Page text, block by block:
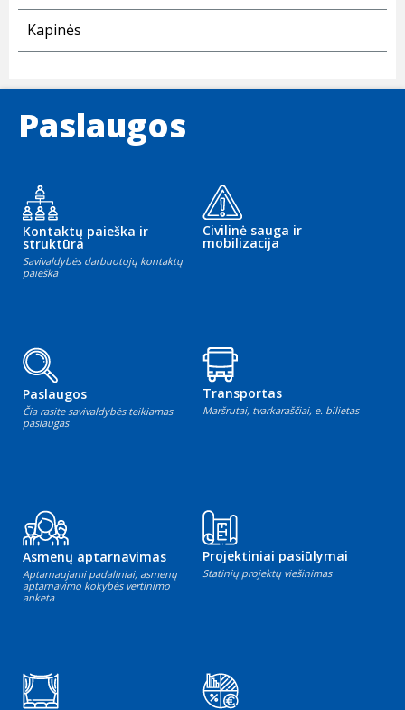
Kapinės
Paslaugos
Kontaktų paieška ir
struktūra
Savivaldybės darbuotojų kontaktų
paieška
Civilinė sauga ir
mobilizacija
Paslaugos
Čia rasite savivaldybės teikiamas
paslaugas
Transportas
Maršrutai, tvarkaraščiai, e. bilietas
Asmenų aptarnavimas
Aptarnaujami padaliniai, asmenų
aptarnavimo kokybės vertinimo
anketa
Projektiniai pasiūlymai
Statinių projektų viešinimas